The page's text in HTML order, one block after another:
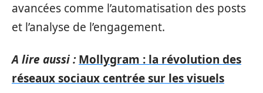
avancées comme l’automatisation des posts
et l’analyse de l’engagement.
A lire aussi : Mollygram : la révolution des
réseaux sociaux centrée sur les visuels